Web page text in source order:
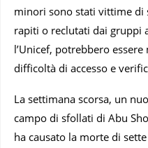
minori sono stati vittime di
rapiti o reclutati dai gruppi
l’Unicef, potrebbero
difficoltà di accesso e
La settimana scorsa, un
campo di sfollati di Abu
ha causato la morte di